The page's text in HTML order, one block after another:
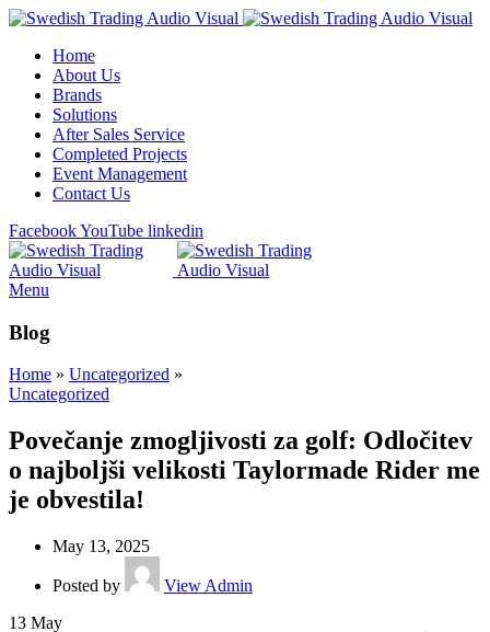
Home
About Us
Brands
Solutions
After Sales Service
Completed Projects
Event Management
Contact Us
FacebookYouTube linkedin
Menu
Blog
Home » Uncategorized »
Uncategorized
Povečanje zmogljivosti za golf: Odločitev
o najboljši velikosti Taylormade Rider me
je obvestila!
May 13, 2025
Posted by
View Admin
13 May